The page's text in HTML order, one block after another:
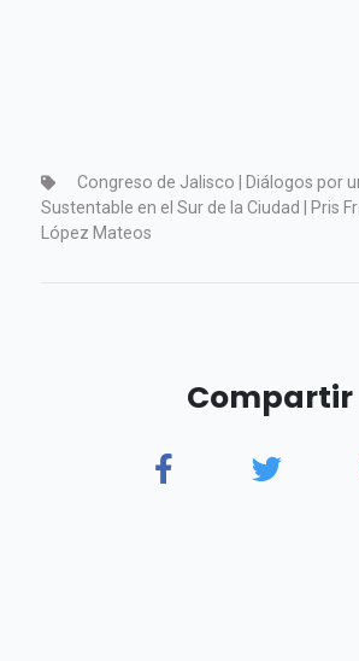
Congreso de Jalisco | Diálogos por
Sustentable en el Sur de la Ciudad | Pris
López Mateos
Compartir